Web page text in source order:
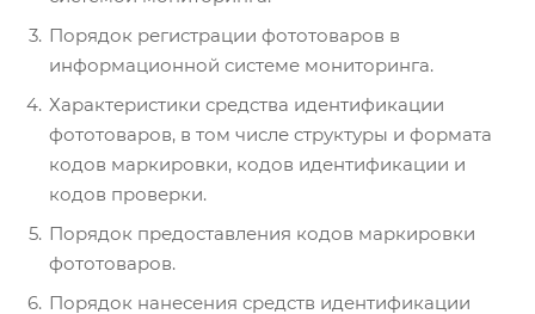
Порядок регистрации фототоваров в
информационной системе мониторинга.
Характеристики средства идентификации
фототоваров, в том числе структуры и формата
кодов маркировки, кодов идентификации и
кодов проверки.
Порядок предоставления кодов маркировки
фототоваров.
Порядок нанесения средств идентификации